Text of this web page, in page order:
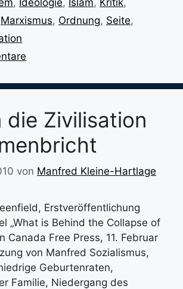
Marxismus, Ordnung, Seite,
die Zivilisation
von Manfred Kleine-Hartlage
Erstveröffentlichung
„What is Behind the Collapse of
Canada Free Press, 11. Februar
von Manfred Sozialismus,
Geburtenraten,
Familie, Niedergang des